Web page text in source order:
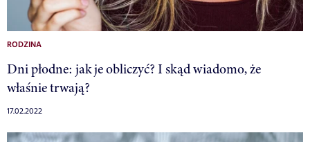
RODZINA
Dni płodne: jak je obliczyć? I skąd wiadomo, że
właśnie trwają?
17.02.2022